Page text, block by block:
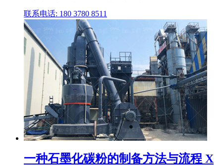
联系电话: 180 3780 8511
一种石墨化碳粉的制备方法与流程 X